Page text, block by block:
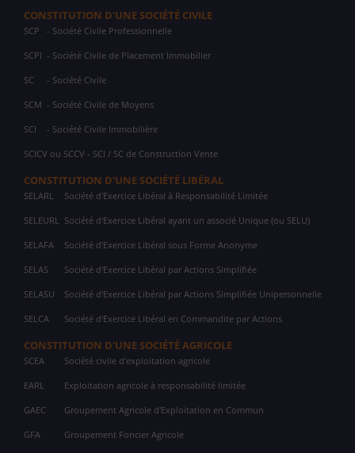
CONSTITUTION D'UNE SOCIÉTÉ CIVILE
SCP - Société Civile Professionnelle
SCPI - Société Civile de Placement Immobilier
SC - Société Civile
SCM - Société Civile de Moyens
SCI - Société Civile Immobilière
SCICV ou SCCV - SCI / SC de Construction Vente
CONSTITUTION D'UNE SOCIÉTÉ LIBÉRAL
SELARL Société d'Exercice Libéral à Responsabilité Limitée
SELEURL Société d'Exercice Libéral ayant un associé Unique (ou SELU)
SELAFA Société d'Exercice Libéral sous Forme Anonyme
SELAS Société d'Exercice Libéral par Actions Simplifiée
SELASU Société d'Exercice Libéral par Actions Simplifiée Unipersonnelle
SELCA Société d'Exercice Libéral en Commandite par Actions
CONSTITUTION D'UNE SOCIÉTÉ AGRICOLE
SCEA Société civile d'exploitation agricole
EARL Exploitation agricole à responsabilité limitée
GAEC Groupement Agricole d'Exploitation en Commun
GFA Groupement Foncier Agricole